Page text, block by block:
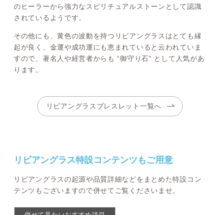
のヒーラーから強力なスピリチュアルストーンとして認識
されているようです。
その他にも、黄色の波動を持つリビアングラスはとても縁
起が良く、金運や成功運にも恵まれていると云われていま
すので、著名人や経営者からも “御守り石” として人気があ
ります。
リビアングラスブレスレット一覧へ
リビアングラス特設コンテンツもご用意
リビアングラスの起源や品質詳細などをまとめた特設コン
テンツもございますので併せてご覧くださいませ。